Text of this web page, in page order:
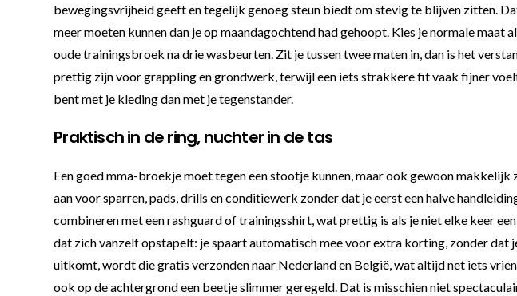
bewegingsvrijheid geeft en tegelijk genoeg steun biedt om stevig te blijven zitten.
meer moeten kunnen dan je op maandagochtend had gehoopt. Kies je normale
oude trainingsbroek na drie wasbeurten. Zit je tussen twee maten in, dan is het
prettig zijn voor grappling en grondwerk, terwijl een iets strakkere fit vaak fijner
bent met je kleding dan met je tegenstander.
Praktisch in de ring, nuchter in de tas
Een goed mma-broekje moet tegen een stootje kunnen, maar ook gewoon
aan voor sparren, pads, drills en conditiewerk zonder dat je eerst een halve
combineren met een rashguard of trainingsshirt, wat prettig is als je niet elke keer
dat zich vanzelf opstapelt: je spaart automatisch mee voor extra korting, zonder dat
uitkomt, wordt die gratis verzonden naar Nederland en België, wat altijd net iets
ook op de achtergrond een beetje slimmer geregeld. Dat is misschien niet